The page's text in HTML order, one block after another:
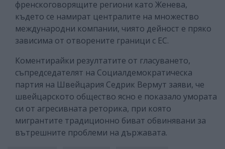
френскоговорящите региони като Женева,
където се намират централите на множество
международни компании, чиято дейност е пряко
зависима от отворените граници с ЕС.
Коментирайки резултатите от гласуването,
съпредседателят на Социалдемократическа
партия на Швейцария Седрик Вермут заяви, че
швейцарското общество ясно е показало умората
си от агресивната реторика, при която
мигрантите традиционно биват обвинявани за
вътрешните проблеми на държавата.